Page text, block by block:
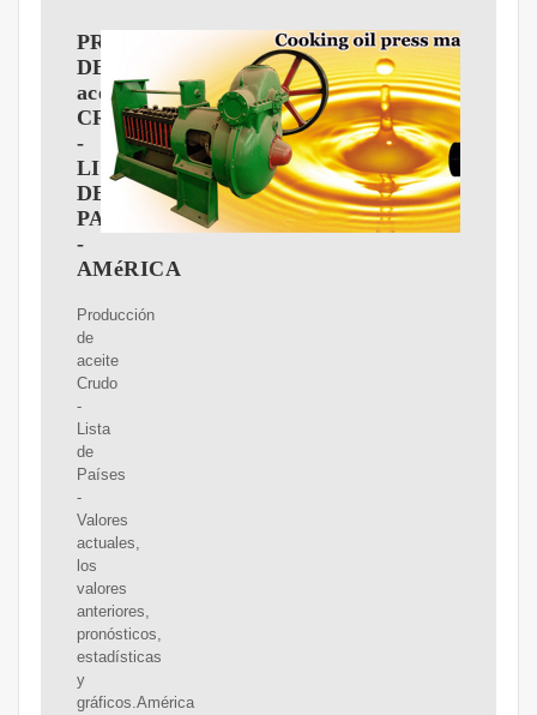
PRODUCCIóN
DE
aceite
CRUDO
-
LISTA
DE
PAíSES
-
AMéRICA
Producción
de
aceite
Crudo
-
Lista
de
Países
-
Valores
actuales,
los
valores
anteriores,
pronósticos,
estadísticas
y
gráficos.América